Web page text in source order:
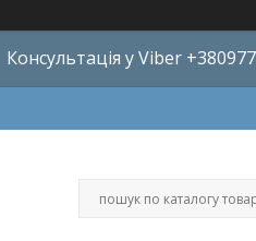
Консультація у Viber